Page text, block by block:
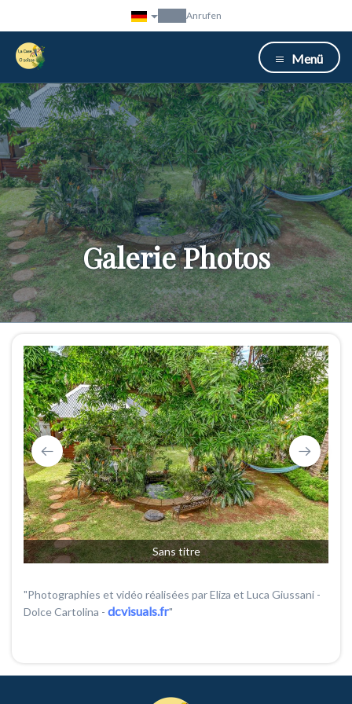
Anrufen
Menü
Galerie Photos
Sans titre
"Photographies et vidéo réalisées par Eliza et Luca Giussani -
Dolce Cartolina - dcvisuals.fr"